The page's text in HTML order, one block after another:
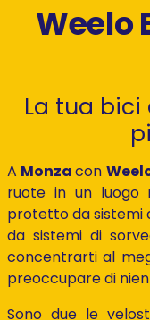
Weelo
La tua
A Monzacon
ruote in un luogo
protetto da sistemi
da sistemi di
concentrarti al
preoccupare di
Sono due le